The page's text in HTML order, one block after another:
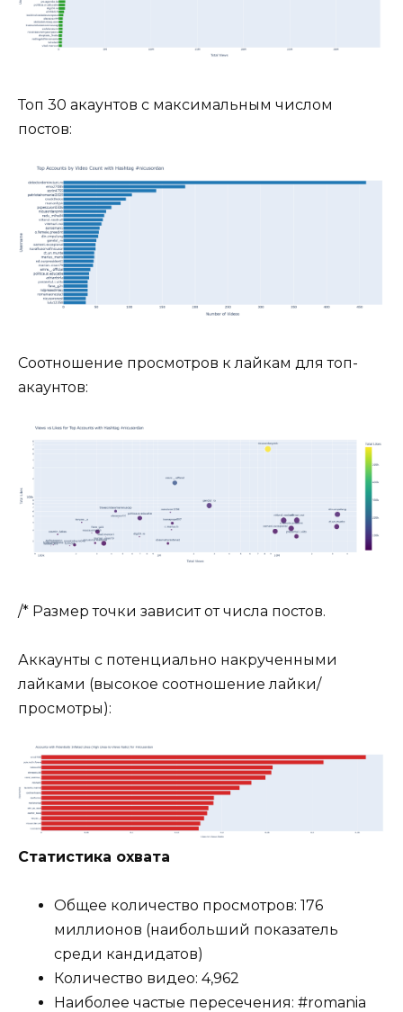
Топ 30 акаунтов с максимальным числом
постов:
Соотношение просмотров к лайкам для топ-
акаунтов:
/* Размер точки зависит от числа постов.
Аккаунты с потенциально накрученными
лайками (высокое соотношение лайки/
просмотры):
Статистика охвата
Общее количество просмотров: 176
миллионов (наибольший показатель
среди кандидатов)
Количество видео: 4,962
Наиболее частые пересечения: #romania